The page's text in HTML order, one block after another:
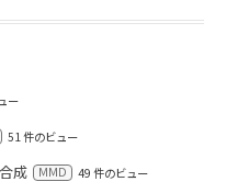
ー
51 件のビュー
成 MMD 49 件のビュー